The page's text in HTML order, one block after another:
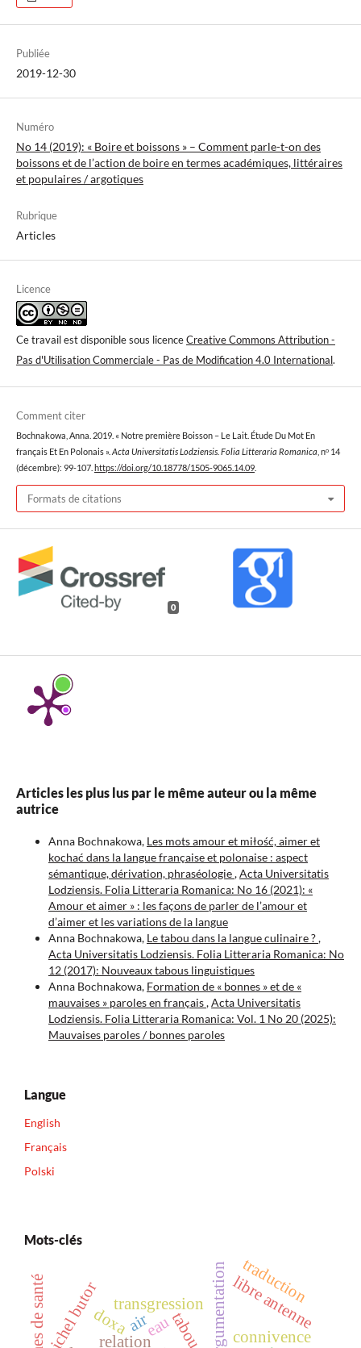
Publiée
2019-12-30
Numéro
No 14 (2019): « Boire et boissons » – Comment parle-t-on des
boissons et de l’action de boire en termes académiques, littéraires
et populaires / argotiques
Rubrique
Articles
Licence
Ce travail est disponible sous licenceCreative Commons Attribution -
Pas d'Utilisation Commerciale - Pas de Modification 4.0 International.
Comment citer
Bochnakowa, Anna. 2019. « Notre première Boisson – Le Lait. Étude Du Mot En
français Et En Polonais ». Acta Universitatis Lodziensis. Folia Litteraria Romanica , nᵒ 14
(décembre): 99-107. https://doi.org/10.18778/1505-9065.14.09
Formats de citations
0
Articles les plus lus par le même auteur ou la même
autrice
Anna Bochnakowa, Les mots amour et miłość, aimer et
kochać dans la langue française et polonaise : aspect
sémantique, dérivation, phraséologie,Acta Universitatis
Lodziensis. Folia Litteraria Romanica: No 16 (2021): «
Amour et aimer » : les façons de parler de l’amour et
d’aimer et les variations de la langue
Anna Bochnakowa, Le tabou dans la langue culinaire ?,
Acta Universitatis Lodziensis. Folia Litteraria Romanica: No
12 (2017): Nouveaux tabous linguistiques
Anna Bochnakowa, Formation de « bonnes » et de «
mauvaises » paroles en français,Acta Universitatis
Lodziensis. Folia Litteraria Romanica: Vol. 1 No 20 (2025):
Mauvaises paroles / bonnes paroles
Langue
English
Français
Polski
Mots-clés
tabou
transgression argumentation connivence
doxa
relation
michel butor eau
air libre antenne
traduction